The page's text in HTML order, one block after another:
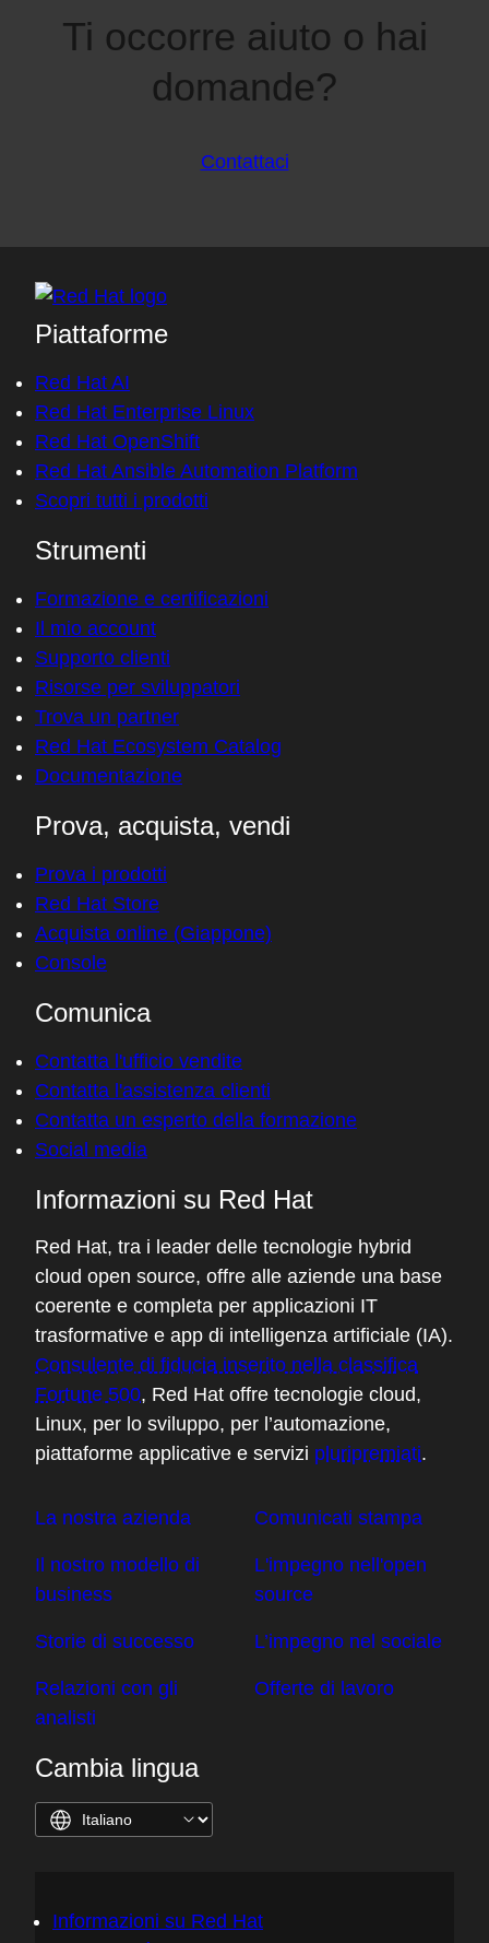
Ti occorre aiuto o hai
domande?
Contattaci
Piattaforme
Red Hat AI
Red Hat Enterprise Linux
Red Hat OpenShift
Red Hat Ansible Automation Platform
Scopri tutti i prodotti
Strumenti
Formazione e certificazioni
Il mio account
Supporto clienti
Risorse per sviluppatori
Trova un partner
Red Hat Ecosystem Catalog
Documentazione
Prova, acquista, vendi
Prova i prodotti
Red Hat Store
Acquista online (Giappone)
Console
Comunica
Contatta l'ufficio vendite
Contatta l'assistenza clienti
Contatta un esperto della formazione
Social media
Informazioni su Red Hat
Red Hat, tra i leader delle tecnologie hybrid
cloud open source, offre alle aziende una base
coerente e completa per applicazioni IT
trasformative e app di intelligenza artificiale (IA).
Consulente di fiducia inserito nella classifica
Fortune 500, Red Hat offre tecnologie cloud,
Linux, per lo sviluppo, per l’automazione,
piattaforme applicative e servizi pluripremiati.
La nostra azienda
Il nostro modello di
business
Storie di successo
Relazioni con gli
analisti
Comunicati stampa
L'impegno nell'open
source
L’impegno nel sociale
Offerte di lavoro
Cambia lingua
Informazioni su Red Hat